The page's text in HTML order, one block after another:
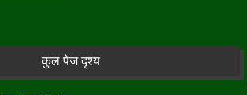
कुल पेज दृश्य